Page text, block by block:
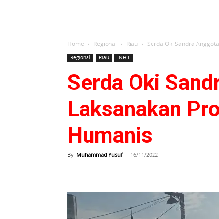
Home Regional Riau Serda Oki Sandra
Regional Riau INHIL
Serda Oki
Laksanakan
Humanis
By Muhammad Yusuf - 16/11/2022